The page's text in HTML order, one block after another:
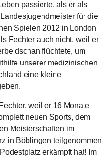
passierte, als er als
für die
Spielen 2012 in London
Fechter auch nicht, weil er
flüchtete, um
unserer medizinischen
eine kleine
weil er 16 Monate
neuen Sports, dem
Meisterschaften im
in Böblingen teilgenommen
erkämpft hat! Im